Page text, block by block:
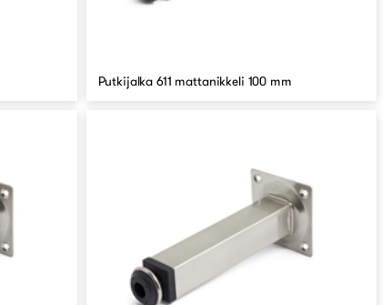
Putkijalka 611 mattanikkeli 100 mm